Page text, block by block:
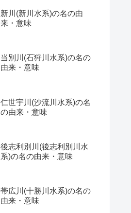
新川(新川水系)の名の由
来・意味
当別川(石狩川水系)の名の
由来・意味
仁世宇川(沙流川水系)の名
の由来・意味
後志利別川(後志利別川水
系)の名の由来・意味
帯広川(十勝川水系)の名の
由来・意味